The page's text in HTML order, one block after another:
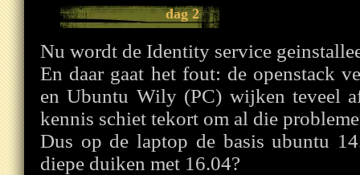
dag 2
Nu wordt de Identity service
En daar gaat het fout: de openstack
en Ubuntu Wily (PC) wijken teveel
kennis schiet tekort om al die
Dus op de laptop de basis ubuntu
diepe duiken met 16.04?